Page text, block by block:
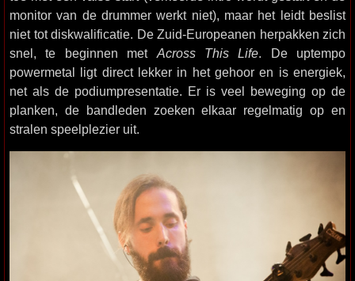
monitor van de drummer werkt niet), maar het leidt beslist
niet tot diskwalificatie. De Zuid-Europeanen herpakken zich
snel, te beginnen met Across This Life. De uptempo
powermetal ligt direct lekker in het gehoor en is energiek,
net als de podiumpresentatie. Er is veel beweging op de
planken, de bandleden zoeken elkaar regelmatig op en
stralen speelplezier uit.